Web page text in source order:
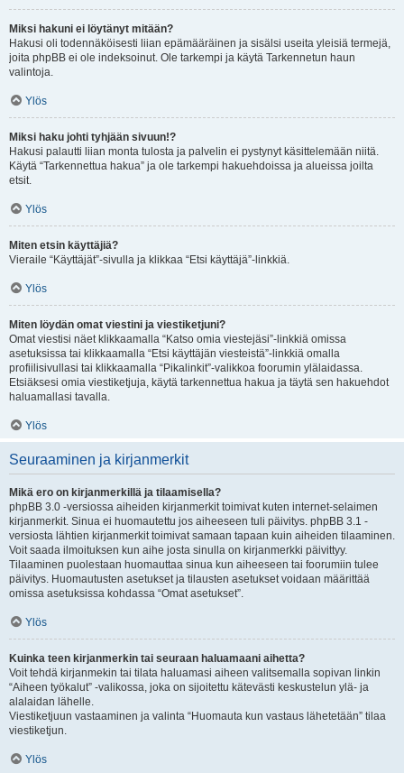
Miksi hakuni ei löytänyt mitään?
Hakusi oli todennäköisesti liian epämääräinen ja sisälsi useita yleisiä termejä,
joita phpBB ei ole indeksoinut. Ole tarkempi ja käytä Tarkennetun haun
valintoja.
Ylös
Miksi haku johti tyhjään sivuun!?
Hakusi palautti liian monta tulosta ja palvelin ei pystynyt käsittelemään niitä.
Käytä “Tarkennettua hakua” ja ole tarkempi hakuehdoissa ja alueissa joilta
etsit.
Ylös
Miten etsin käyttäjiä?
Vieraile “Käyttäjät”-sivulla ja klikkaa “Etsi käyttäjä”-linkkiä.
Ylös
Miten löydän omat viestini ja viestiketjuni?
Omat viestisi näet klikkaamalla “Katso omia viestejäsi”-linkkiä omissa
asetuksissa tai klikkaamalla “Etsi käyttäjän viesteistä”-linkkiä omalla
profiilisivullasi tai klikkaamalla “Pikalinkit”-valikkoa foorumin ylälaidassa.
Etsiäksesi omia viestiketjuja, käytä tarkennettua hakua ja täytä sen hakuehdot
haluamallasi tavalla.
Ylös
Seuraaminen ja kirjanmerkit
Mikä ero on kirjanmerkillä ja tilaamisella?
phpBB 3.0 -versiossa aiheiden kirjanmerkit toimivat kuten internet-selaimen
kirjanmerkit. Sinua ei huomautettu jos aiheeseen tuli päivitys. phpBB 3.1 -
versiosta lähtien kirjanmerkit toimivat samaan tapaan kuin aiheiden tilaaminen.
Voit saada ilmoituksen kun aihe josta sinulla on kirjanmerkki päivittyy.
Tilaaminen puolestaan huomauttaa sinua kun aiheeseen tai foorumiin tulee
päivitys. Huomautusten asetukset ja tilausten asetukset voidaan määrittää
omissa asetuksissa kohdassa “Omat asetukset”.
Ylös
Kuinka teen kirjanmerkin tai seuraan haluamaani aihetta?
Voit tehdä kirjanmekin tai tilata haluamasi aiheen valitsemalla sopivan linkin
“Aiheen työkalut” -valikossa, joka on sijoitettu kätevästi keskustelun ylä- ja
alalaidan lähelle.
Viestiketjuun vastaaminen ja valinta “Huomauta kun vastaus lähetetään” tilaa
viestiketjun.
Ylös